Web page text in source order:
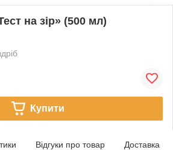
на зір» (500 мл)
Купити
Відгуки про товар Доставка